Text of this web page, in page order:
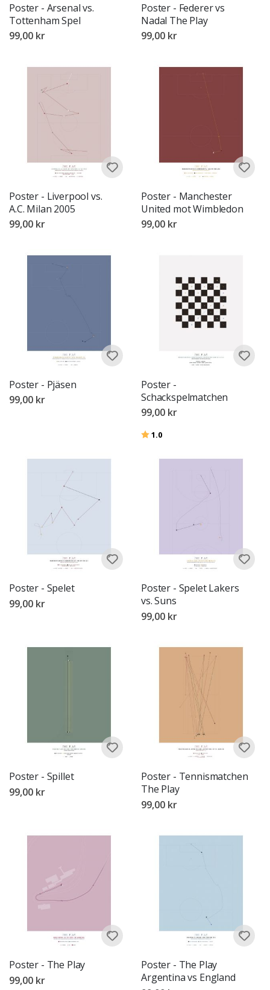
Poster - Arsenal vs.
Tottenham Spel
99,00 kr
Poster - Federer vs
Nadal The Play
99,00 kr
Poster - Liverpool vs.
A.C. Milan 2005
99,00 kr
Poster - Manchester
United mot Wimbledon
99,00 kr
Poster - Pjäsen
99,00 kr
Poster -
Schackspelmatchen
99,00 kr
Betyg:
1.0
Poster - Spelet
99,00 kr
Poster - Spelet Lakers
vs. Suns
99,00 kr
Poster - Spillet
99,00 kr
Poster - Tennismatchen
The Play
99,00 kr
Poster - The Play
99,00 kr
Poster - The Play
Argentina vs England